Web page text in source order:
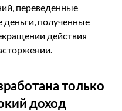
переведенные
деньги, полученные
действия
только
доход